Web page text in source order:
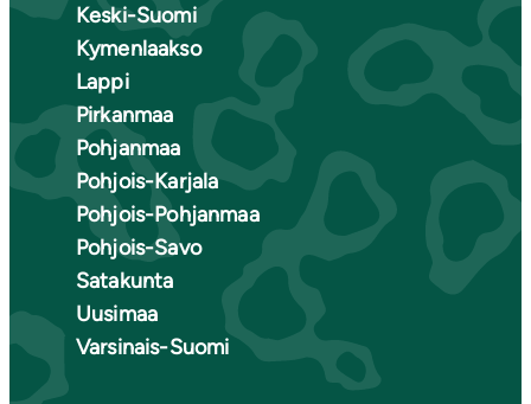
Keski-Suomi
Kymenlaakso
Lappi
Pirkanmaa
Pohjanmaa
Pohjois-Karjala
Pohjois-Pohjanmaa
Pohjois-Savo
Satakunta
Uusimaa
Varsinais-Suomi